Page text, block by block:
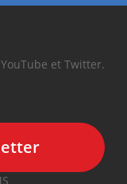
et Twitter.